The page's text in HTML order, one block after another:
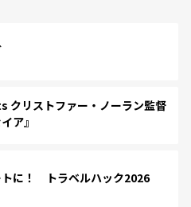
クリストファー・ノーラン監督
ア』
トに！ トラベルハック2026